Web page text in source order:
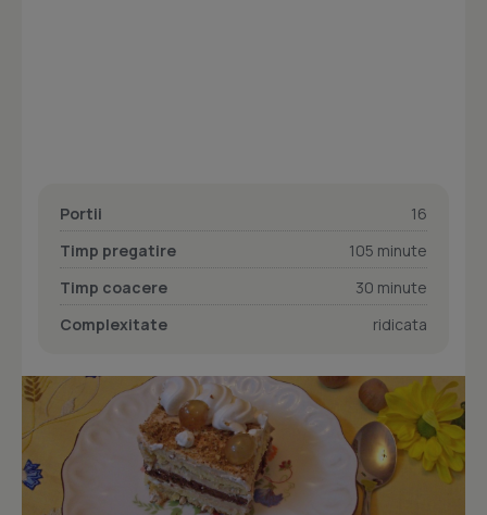
Portii
16
Timp pregatire
105 minute
Timp coacere
30 minute
Complexitate
ridicata